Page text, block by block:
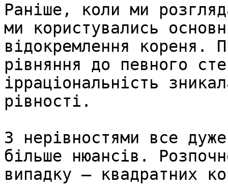
Раніше, коли ми
ми користувались
відокремлення кореня.
рівняння до певного
ірраціональність
рівності.
З нерівностями все
більше нюансів.
випадку – квадратних